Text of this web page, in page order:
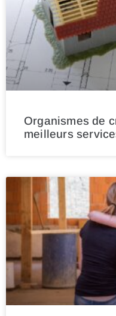
Organismes de
meilleurs